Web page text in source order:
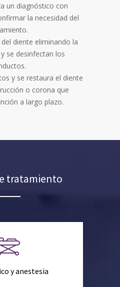
un diagnóstico con
la necesidad del
diente eliminando la
se desinfectan los
y se restaura el diente
o corona que
a largo plazo.
tratamiento
y anestesia